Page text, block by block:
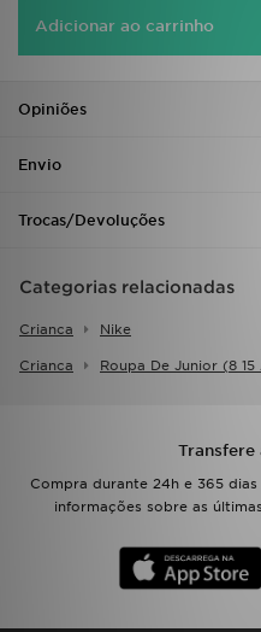
Adicionar ao carrinho
Opiniões
Envio
Trocas/Devoluções
Categorias relacionadas
Crianca Nike
Crianca Roupa De Junior (8 15
Transfere
Compra durante 24h e 365
informações sobre as